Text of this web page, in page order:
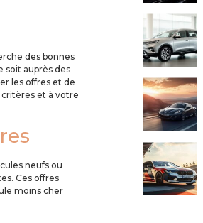
des bonnes
soit auprès des
les offres et de
et à votre
neufs ou
Ces offres
moins cher